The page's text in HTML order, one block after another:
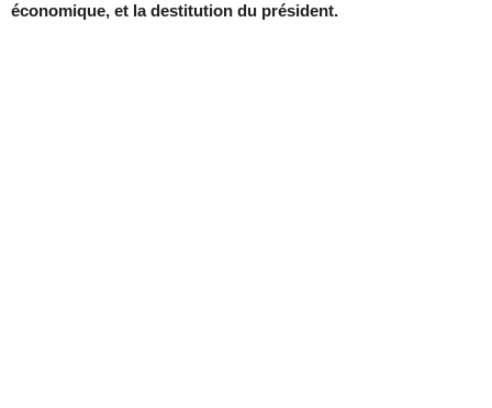
économique, et la destitution du président.